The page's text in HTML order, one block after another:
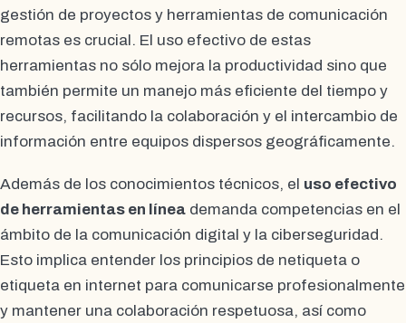
gestión de proyectos y herramientas de comunicación
remotas es crucial. El uso efectivo de estas
herramientas no sólo mejora la productividad sino que
también permite un manejo más eficiente del tiempo y
recursos, facilitando la colaboración y el intercambio de
información entre equipos dispersos geográficamente.
Además de los conocimientos técnicos, el uso efectivo
de herramientas en línea demanda competencias en el
ámbito de la comunicación digital y la ciberseguridad.
Esto implica entender los principios de netiqueta o
etiqueta en internet para comunicarse profesionalmente
y mantener una colaboración respetuosa, así como